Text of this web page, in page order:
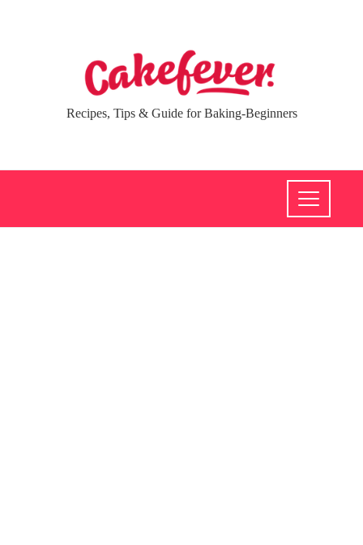
Recipes, Tips & Guide for Baking-Beginners